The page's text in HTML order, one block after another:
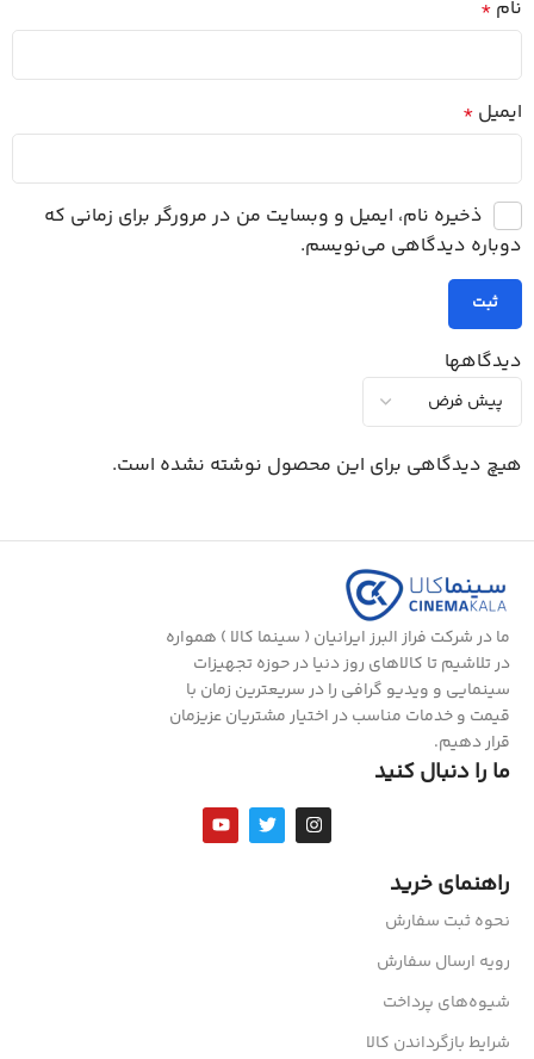
دیدگاهها
هیچ دیدگاهی برای این محصول نوشته نشده است.
نام *
ایمیل *
ذخیره نام، ایمیل و وبسایت من در مرورگر برای زمانی که
دوباره دیدگاهی می‌نویسم.
ما در شرکت فراز البرز ایرانیان ( سینما کالا ) همواره
در تلاشیم تا کالاهای روز دنیا در حوزه تجهیزات
سینمایی و ویدیو گرافی را در سریعترین زمان با
قیمت و خدمات مناسب در اختیار مشتریان عزیزمان
قرار دهیم.
ما را دنبال کنید
راهنمای خرید
نحوه ثبت سفارش
رویه ارسال سفارش
شیوه‌های پرداخت
شرایط بازگرداندن کالا